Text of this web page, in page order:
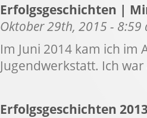
Erfolgsgeschichten |
Oktober 29th, 2015 - 8:59
Im Juni 2014 kam ich im
Jugendwerkstatt. Ich
Erfolgsgeschichten 2013